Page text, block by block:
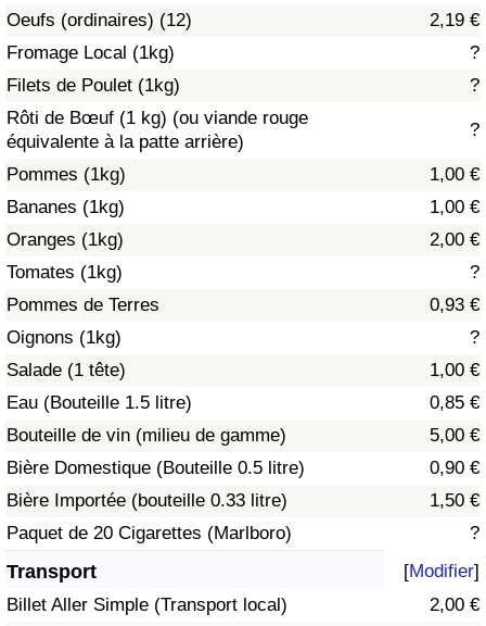
Oeufs (ordinaires) (12)
2,19 €
Fromage Local (1kg)
?
Filets de Poulet (1kg)
?
Rôti de Bœuf (1 kg) (ou viande rouge
équivalente à la patte arrière)
?
Pommes (1kg)
1,00 €
Bananes (1kg)
1,00 €
Oranges (1kg)
2,00 €
Tomates (1kg)
?
Pommes de Terres
0,93 €
Oignons (1kg)
?
Salade (1 tête)
1,00 €
Eau (Bouteille 1.5 litre)
0,85 €
Bouteille de vin (milieu de gamme)
5,00 €
Bière Domestique (Bouteille 0.5 litre)
0,90 €
Bière Importée (bouteille 0.33 litre)
1,50 €
Paquet de 20 Cigarettes (Marlboro)
?
Transport [Modifier]
Billet Aller Simple (Transport local)
2,00 €
Indice des soins de santé
Indice des soins de santé par Pays
Pollution
Indice de pollution
Indice de Pollution par Pays
Trafic
Indice de Trafic
Indice de Trafic (Actuel)
Indice de Trafic par Pays